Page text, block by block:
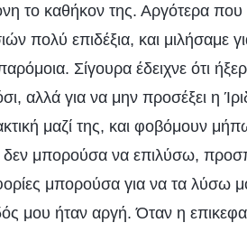
το καθήκον της. Αργότερα που
πολύ επιδέξια, και μιλήσαμε
Σίγουρα έδειχνε ότι
αλλά για να μην προσέξει η
μαζί της, και φοβόμουν
δεν μπορούσα να επιλύσω,
μπορούσα για να τα λύσω
μου ήταν αργή. Όταν η